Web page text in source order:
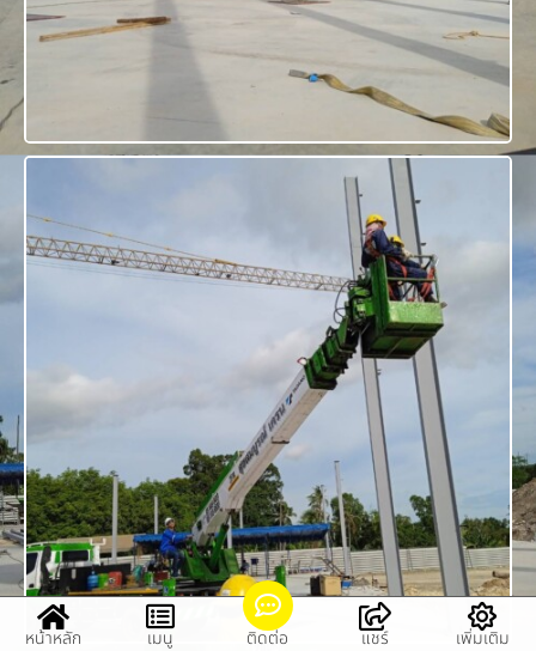
หน้าหลัก เมนู ติดต่อ แชร์ เพิ่มเติม